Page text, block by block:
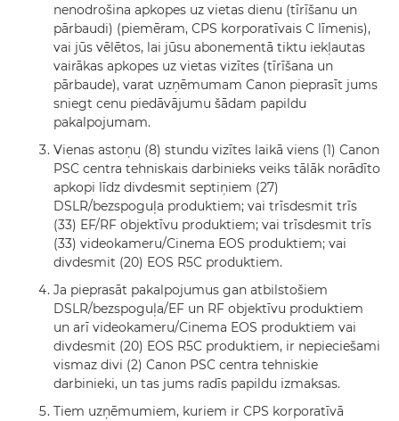
nenodrošina apkopes uz vietas dienu (tīrīšanu un
pārbaudi) (piemēram, CPS korporatīvais C līmenis),
vai jūs vēlētos, lai jūsu abonementā tiktu iekļautas
vairākas apkopes uz vietas vizītes (tīrīšana un
pārbaude), varat uzņēmumam Canon pieprasīt jums
sniegt cenu piedāvājumu šādam papildu
pakalpojumam.
Vienas astoņu (8) stundu vizītes laikā viens (1) Canon
PSC centra tehniskais darbinieks veiks tālāk norādīto
apkopi līdz divdesmit septiņiem (27)
DSLR/bezspoguļa produktiem; vai trīsdesmit trīs
(33) EF/RF objektīvu produktiem; vai trīsdesmit trīs
(33) videokameru/Cinema EOS produktiem; vai
divdesmit (20) EOS R5C produktiem.
Ja pieprasāt pakalpojumus gan atbilstošiem
DSLR/bezspoguļa/EF un RF objektīvu produktiem
un arī videokameru/Cinema EOS produktiem vai
divdesmit (20) EOS R5C produktiem, ir nepieciešami
vismaz divi (2) Canon PSC centra tehniskie
darbinieki, un tas jums radīs papildu izmaksas.
Tiem uzņēmumiem, kuriem ir CPS korporatīvā